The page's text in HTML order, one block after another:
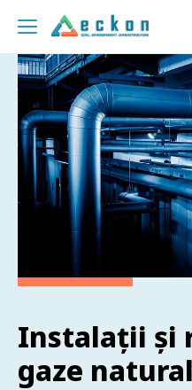
Instalații și
gaze